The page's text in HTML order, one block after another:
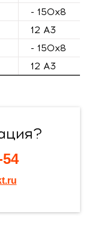
- 150х8
12 А3
- 150х8
12 А3